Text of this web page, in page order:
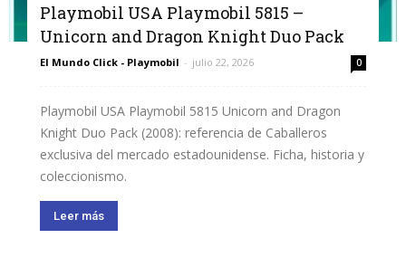
Playmobil USA Playmobil 5815 –
Unicorn and Dragon Knight Duo Pack
El Mundo Click - Playmobil - julio 22, 2026 0
Playmobil USA Playmobil 5815 Unicorn and Dragon
Knight Duo Pack (2008): referencia de Caballeros
exclusiva del mercado estadounidense. Ficha, historia y
coleccionismo.
Leer más